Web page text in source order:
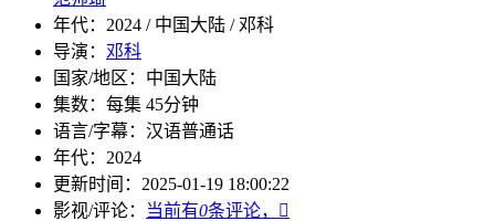
年代： 2024 / 中国大陆 / 邓科
导演： 邓科
国家/地区： 中国大陆
集数： 每集 45分钟
语言/字幕： 汉语普通话
年代： 2024
更新时间： 2025-01-19 18:00:22
影视/评论：
当前有0条评论，
